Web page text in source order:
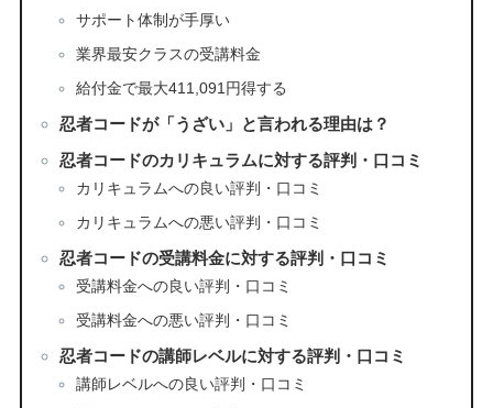
サポート体制が手厚い
業界最安クラスの受講料金
給付金で最大411,091円得する
忍者コードが「うざい」と言われる理由は？
忍者コードのカリキュラムに対する評判・口コミ
カリキュラムへの良い評判・口コミ
カリキュラムへの悪い評判・口コミ
忍者コードの受講料金に対する評判・口コミ
受講料金への良い評判・口コミ
受講料金への悪い評判・口コミ
忍者コードの講師レベルに対する評判・口コミ
講師レベルへの良い評判・口コミ